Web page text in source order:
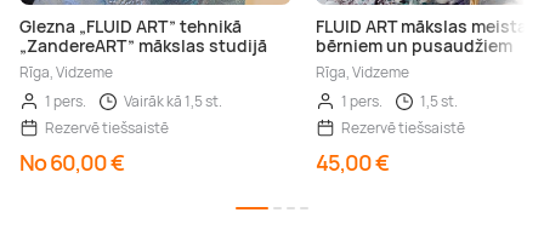
Glezna „FLUID ART” tehnikā
„ZandereART” mākslas studijā
Rīga, Vidzeme
1 pers.
Vairāk kā 1,5 st.
Rezervē tiešsaistē
No 60,00 €
FLUID ART mākslas
bērniem un pusaudžiem
Rīga, Vidzeme
1 pers.
1,5 st.
Rezervē tiešsaistē
45,00 €